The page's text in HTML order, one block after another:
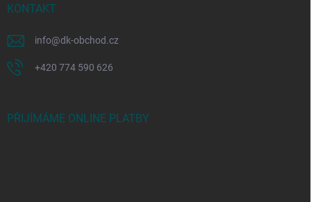
KONTAKT
info@dk-obchod.cz
+420 774 590 626
PŘIJÍMÁME ONLINE PLATBY